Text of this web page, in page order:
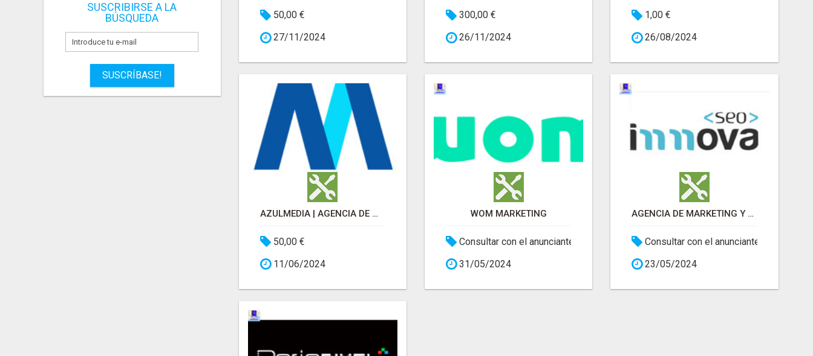
SUSCRIBIRSE A LA
BÚSQUEDA
SUSCRÍBASE!
50,00 €
27/11/2024
300,00 €
26/11/2024
1,00 €
26/08/2024
AZULMEDIA | AGENCIA DE MARKETING DIGITAL
50,00 €
11/06/2024
WOM MARKETING
Consultar con el anunciante
31/05/2024
AGENCIA DE MARKETING Y SEO
Consultar con el anunciante
23/05/2024